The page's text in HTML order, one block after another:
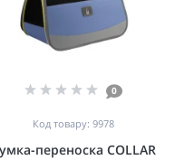
0
Код товару: 9978
переноска COLLAR